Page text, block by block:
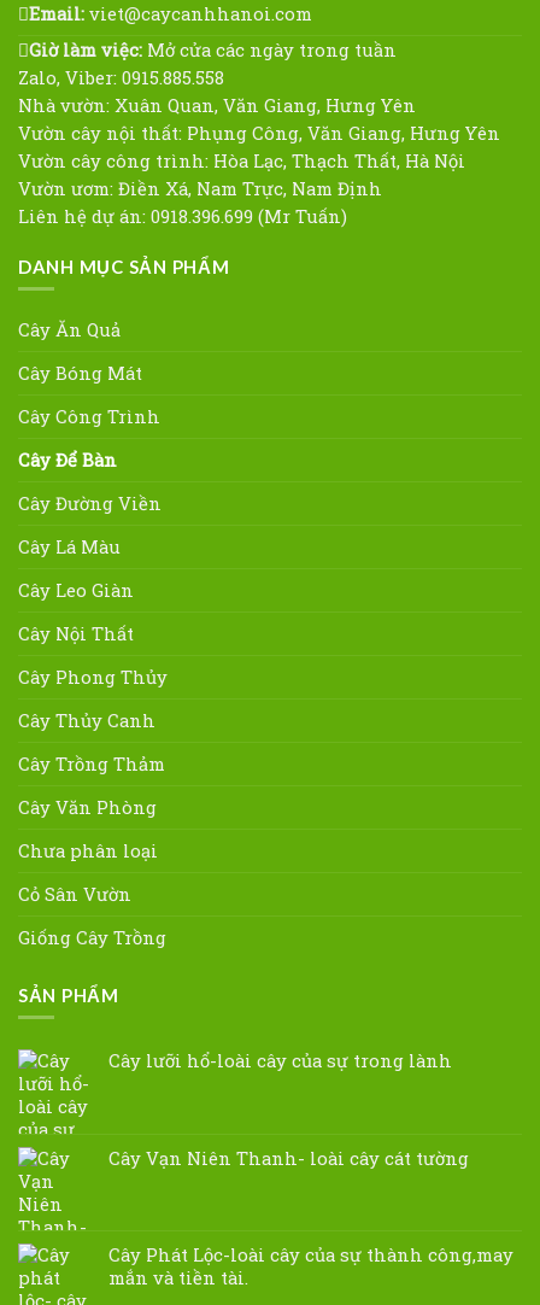
Email: viet@caycanhhanoi.com
Giờ làm việc: Mở cửa các ngày trong tuần
Zalo, Viber: 0915.885.558
Nhà vườn: Xuân Quan, Văn Giang, Hưng Yên
Vườn cây nội thất: Phụng Công, Văn Giang, Hưng Yên
Vườn cây công trình: Hòa Lạc, Thạch Thất, Hà Nội
Vườn ươm: Điền Xá, Nam Trực, Nam Định
Liên hệ dự án: 0918.396.699 (Mr Tuấn)
DANH MỤC SẢN PHẨM
Cây Ăn Quả
Cây Bóng Mát
Cây Công Trình
Cây Để Bàn
Cây Đường Viền
Cây Lá Màu
Cây Leo Giàn
Cây Nội Thất
Cây Phong Thủy
Cây Thủy Canh
Cây Trồng Thảm
Cây Văn Phòng
Chưa phân loại
Cỏ Sân Vườn
Giống Cây Trồng
SẢN PHẨM
Cây lưỡi hổ-loài cây của sự trong lành
Cây Vạn Niên Thanh- loài cây cát tường
Cây Phát Lộc-loài cây của sự thành công,may
mắn và tiền tài.